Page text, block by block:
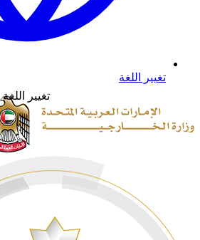
تغيير اللغة
تغيير اللغة